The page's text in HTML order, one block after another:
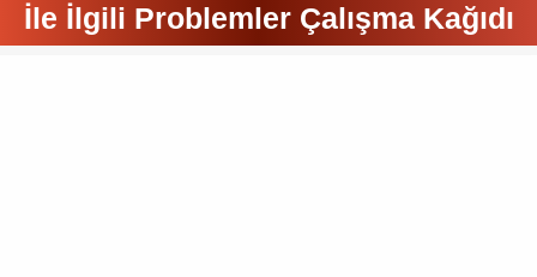
İle İlgili Problemler Çalışma Kağıdı